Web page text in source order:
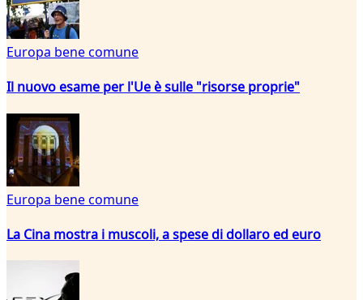
Europa bene comune
Il nuovo esame per l'Ue è sulle "risorse proprie"
Europa bene comune
La Cina mostra i muscoli, a spese di dollaro ed euro